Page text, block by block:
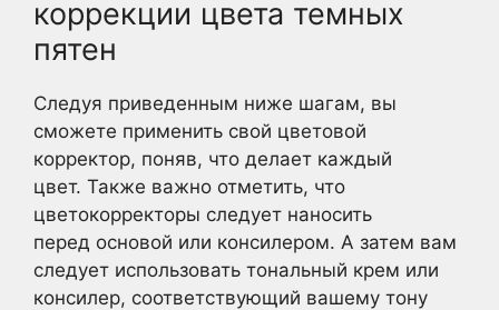
коррекции цвета темных
пятен
Следуя приведенным ниже шагам, вы
сможете применить свой цветовой
корректор, поняв, что делает каждый
цвет. Также важно отметить, что
цветокорректоры следует наносить
перед основой или консилером. А затем вам
следует использовать тональный крем или
консилер, соответствующий вашему тону